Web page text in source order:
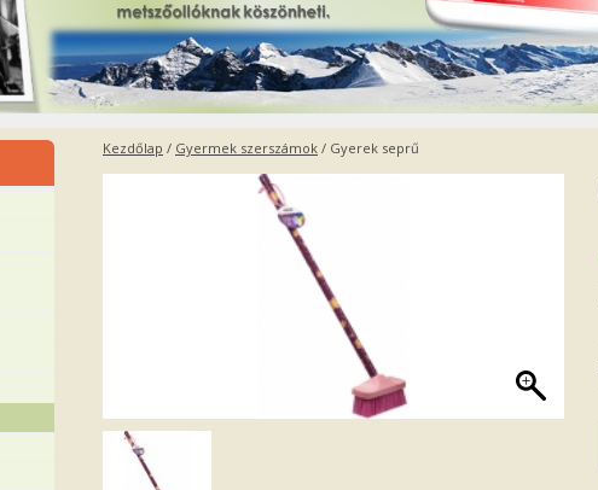
Kezdőlap / Gyermek szerszámok / Gyerek seprű